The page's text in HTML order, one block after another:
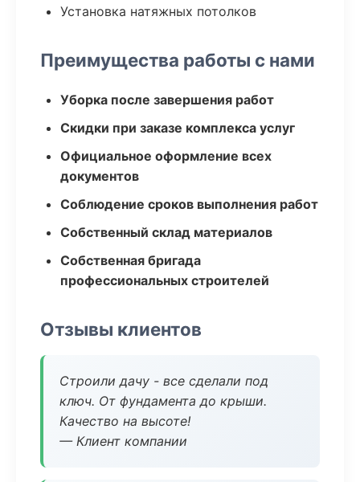
Установка натяжных потолков
Преимущества работы с нами
Уборка после завершения работ
Скидки при заказе комплекса услуг
Официальное оформление всех
документов
Соблюдение сроков выполнения работ
Собственный склад материалов
Собственная бригада
профессиональных строителей
Отзывы клиентов
Строили дачу - все сделали под
ключ. От фундамента до крыши.
Качество на высоте!
— Клиент компании